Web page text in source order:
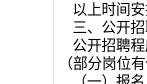
以上时间
三、公开
公开招聘
（部分岗位